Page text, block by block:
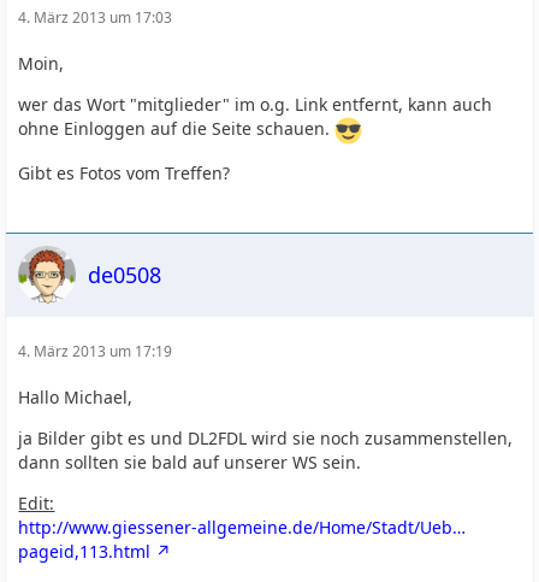
4. März 2013 um 17:03
Moin,
wer das Wort "mitglieder" im o.g. Link entfernt, kann auch
ohne Einloggen auf die Seite schauen.
Gibt es Fotos vom Treffen?
de0508
4. März 2013 um 17:19
Hallo Michael,
ja Bilder gibt es und DL2FDL wird sie noch zusammenstellen,
dann sollten sie bald auf unserer WS sein.
Edit:
http://www.giessener-allgemeine.de/Home/Stadt/Ueb…
pageid,113.html